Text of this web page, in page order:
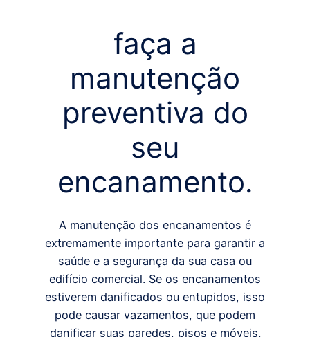
faça a
manutenção
preventiva do
seu
encanamento.
A manutenção dos encanamentos é
extremamente importante para garantir a
saúde e a segurança da sua casa ou
edifício comercial. Se os encanamentos
estiverem danificados ou entupidos, isso
pode causar vazamentos, que podem
danificar suas paredes, pisos e móveis.